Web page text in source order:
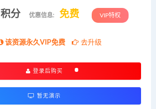
积分 优惠信息: 免费 VIP特权
该资源永久VIP免费 去升级
登录后购买
暂无演示